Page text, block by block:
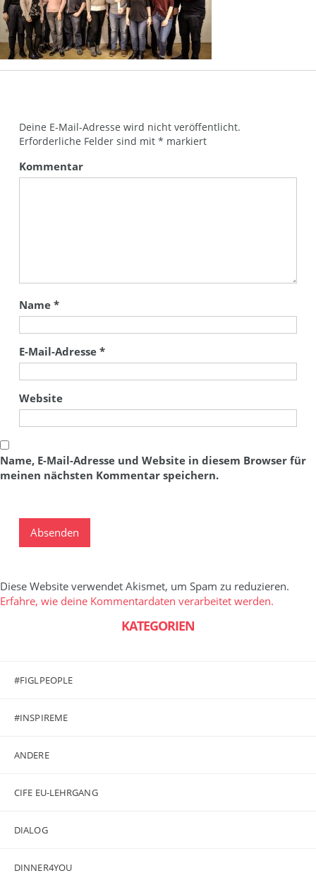
Deine E-Mail-Adresse wird nicht veröffentlicht.
Erforderliche Felder sind mit * markiert
Kommentar
Name *
E-Mail-Adresse *
Website
Name, E-Mail-Adresse und Website in diesem Browser für
meinen nächsten Kommentar speichern.
Diese Website verwendet Akismet, um Spam zu reduzieren.
Erfahre, wie deine Kommentardaten verarbeitet werden.
KATEGORIEN
#FIGLPEOPLE
#INSPIREME
ANDERE
CIFE EU-LEHRGANG
DIALOG
DINNER4YOU